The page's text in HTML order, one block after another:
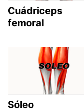
Cuádriceps
femoral
Sóleo